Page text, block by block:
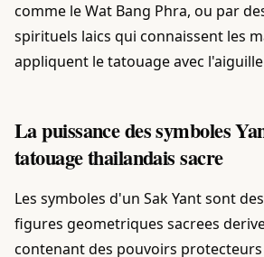
comme le Wat Bang Phra, ou par
spirituels laics qui connaissent les
appliquent le tatouage avec l'aiguille
La puissance des symboles
tatouage thailandais sacre
Les symboles d'un Sak Yant sont
figures geometriques sacrees
contenant des pouvoirs protecteurs